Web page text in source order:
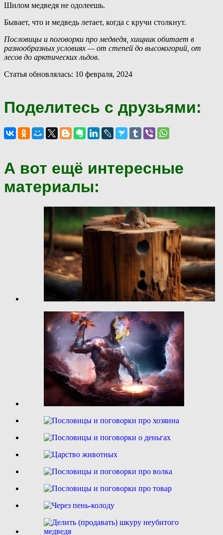
Шилом медведя не одолеешь.
Бывает, что и медведь летает, когда с кручи столкнут.
Пословицы и поговорки про медведя, хищник обитает в
разнообразных условиях — от степей до высокогорий, от
лесов до арктических льдов.
Статья обновлялась: 10 февраля, 2024
Поделитесь с друзьями:
А вот ещё интересные
материалы: